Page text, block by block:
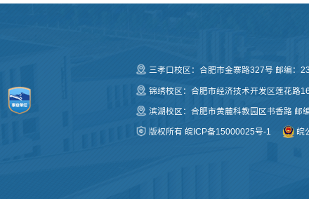
三孝口校区：合肥市金寨路327号 邮编：
锦绣校区：合肥市经济技术开发区莲花路
滨湖校区：合肥市黄麓科教园区书香路 邮
版权所有 皖ICP备15000025号-1 皖